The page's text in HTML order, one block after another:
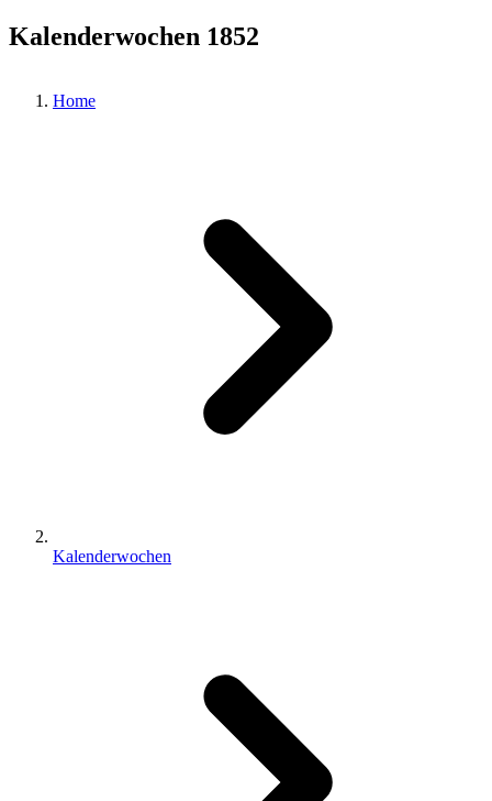
Kalenderwochen 1852
Home
Kalenderwochen